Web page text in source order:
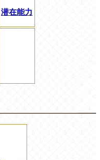
潜在能力